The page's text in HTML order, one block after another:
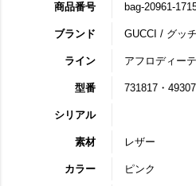
商品番号 bag-20961-
ブランド GUCCI / グッチ
ライン アフロディーテ
型番 731817・
シリアル
素材 レザー
カラー ピンク